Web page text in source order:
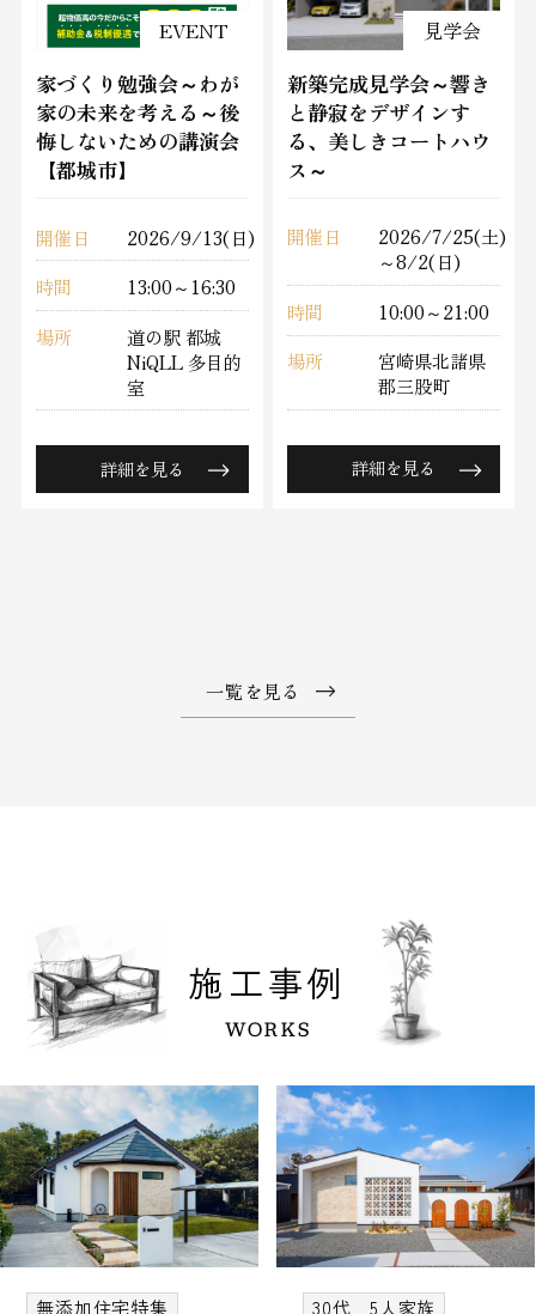
一覧を見る
施工事例
WORKS
無添加住宅特集
30代 5人家族